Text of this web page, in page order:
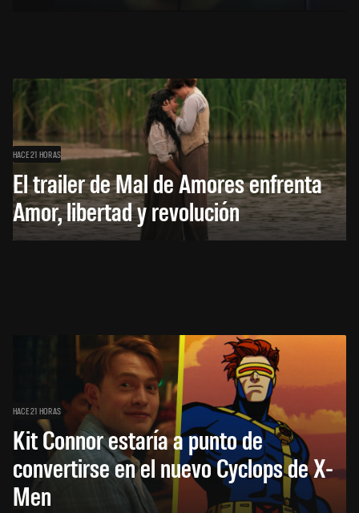
HACE 21 HORAS
El trailer de Mal de Amores enfrenta
Amor, libertad y revolución
HACE 21 HORAS
Kit Connor estaría a punto de
convertirse en el nuevo Cyclops de X-
Men